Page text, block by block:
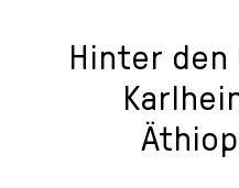
Hinter den